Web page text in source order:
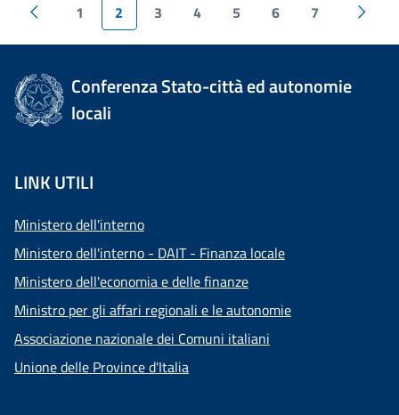
1 2 3 4 5 6 7
Conferenza Stato-città ed autonomie
locali
LINK UTILI
Ministero dell'interno
Ministero dell'interno - DAIT - Finanza locale
Ministero dell'economia e delle finanze
Ministro per gli affari regionali e le autonomie
Associazione nazionale dei Comuni italiani
Unione delle Province d'Italia